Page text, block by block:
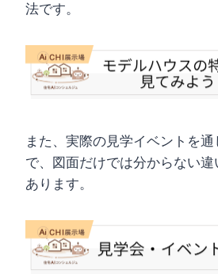
法です。
また、実際の見学イベントを
で、図面だけでは分からない
あります。